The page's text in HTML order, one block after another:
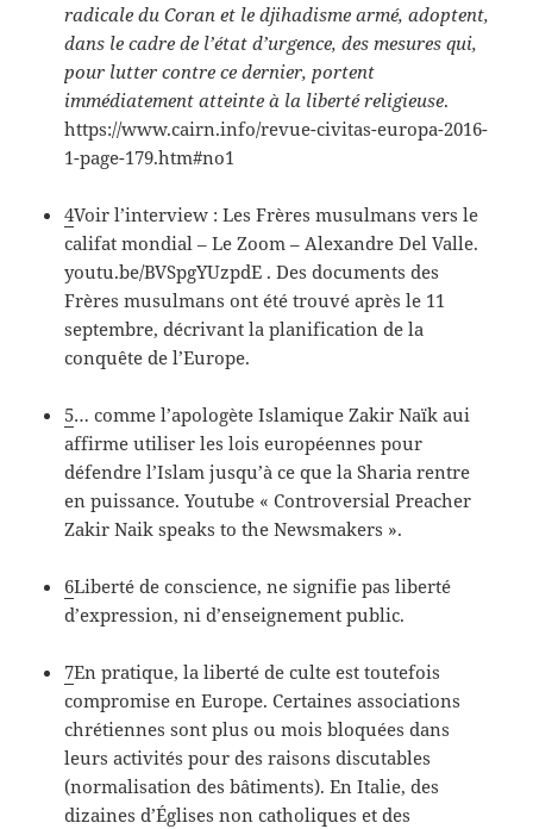
radicale du Coran et le djihadisme armé, adoptent,
dans le cadre de l’état d’urgence, des mesures qui,
pour lutter contre ce dernier, portent
immédiatement atteinte à la liberté religieuse.
https://www.cairn.info/revue-civitas-europa-2016-
1-page-179.htm#no1
4Voir l’interview : Les Frères musulmans vers le
califat mondial – Le Zoom – Alexandre Del Valle.
youtu.be/BVSpgYUzpdE . Des documents des
Frères musulmans ont été trouvé après le 11
septembre, décrivant la planification de la
conquête de l’Europe.
5… comme l’apologète Islamique Zakir Naïk aui
affirme utiliser les lois européennes pour
défendre l’Islam jusqu’à ce que la Sharia rentre
en puissance. Youtube « Controversial Preacher
Zakir Naik speaks to the Newsmakers ».
6Liberté de conscience, ne signifie pas liberté
d’expression, ni d’enseignement public.
7En pratique, la liberté de culte est toutefois
compromise en Europe. Certaines associations
chrétiennes sont plus ou mois bloquées dans
leurs activités pour des raisons discutables
(normalisation des bâtiments). En Italie, des
dizaines d’Églises non catholiques et des